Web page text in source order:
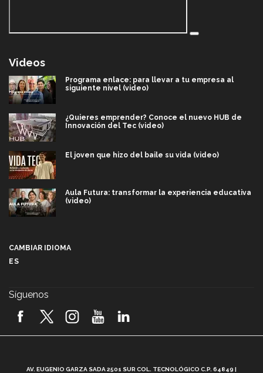
Videos
Programa enlace: para llevar a tu empresa al
siguiente nivel (video)
¿Quieres emprender? Conoce el nuevo HUB de
Innovación del Tec (video)
El joven que hizo del baile su vida (video)
Aula Futura: transformar la experiencia educativa
(video)
2026! (video)
CAMBIAR IDIOMA
ES
Síguenos
AV. EUGENIO GARZA SADA 2501 SUR COL. TECNOLÓGICO C.P. 64849 |